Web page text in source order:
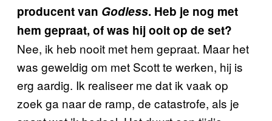
producent van Godless. Heb je nog met
hem gepraat, of was hij ooit op de set?
Nee, ik heb nooit met hem gepraat. Maar het
was geweldig om met Scott te werken, hij is
erg aardig. Ik realiseer me dat ik vaak op
zoek ga naar de ramp, de catastrofe, als je